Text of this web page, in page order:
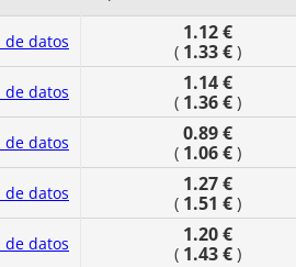
de datos 1.12 €
( 1.33 €)
de datos 1.14 €
( 1.36 €)
de datos 0.89 €
( 1.06 €)
de datos 1.27 €
( 1.51 €)
de datos 1.20 €
( 1.43 €)